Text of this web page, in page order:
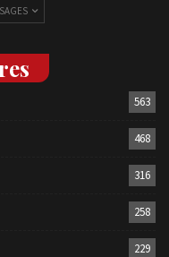
563
468
316
258
229